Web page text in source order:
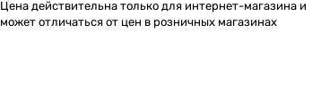
Цена действительна только для интернет-магазина и
может отличаться от цен в розничных магазинах